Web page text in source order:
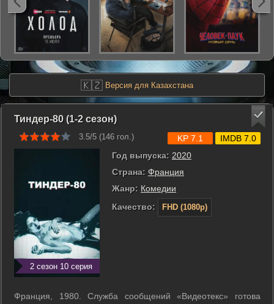
🇰🇿 Версия для Казахстана
Тиндер-80 (1-2 сезон)
3.5/5 (146 гол.)
2 сезон 10 серия
Год выпуска: 2020
Страна: Франция
Жанр: Комедии
Качество:
FHD (1080p)
KP 7.1 IMDB 7.0
Франция, 1980. Служба сообщений «Видеотекс» готова